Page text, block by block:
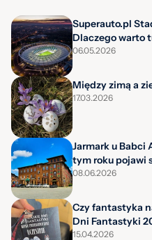
Superauto.pl
Dlaczego warto
06.05.2026
Między zimą a
17.03.2026
Jarmark u Babci
tym roku pojawi
08.06.2026
Czy fantastyka
Dni Fantastyki
15.04.2026